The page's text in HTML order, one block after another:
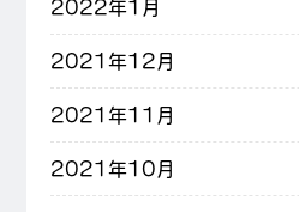
2022年1月
2021年12月
2021年11月
2021年10月